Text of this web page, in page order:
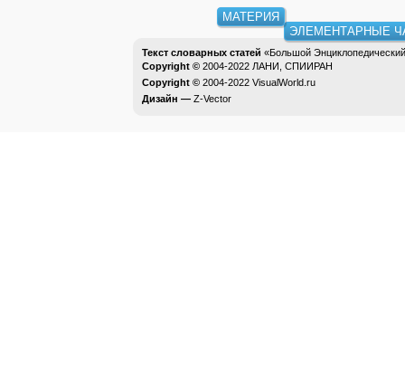
ЭЛЕМЕНТАРНЫЕ
МАТЕРИЯ
Текст словарных статей «Большой
Copyright © 2004-2022 ЛАНИ, СПИИРАН
Copyright © 2004-2022 VisualWorld.ru
Дизайн — Z-Vector